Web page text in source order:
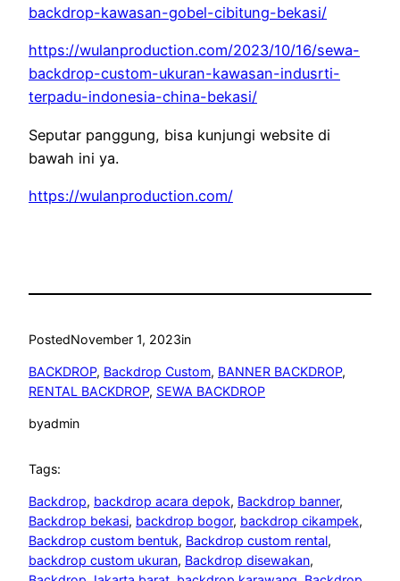
backdrop-kawasan-gobel-cibitung-bekasi/
https://wulanproduction.com/2023/10/16/sewa-
backdrop-custom-ukuran-kawasan-indusrti-
terpadu-indonesia-china-bekasi/
Seputar panggung, bisa kunjungi website di
bawah ini ya.
https://wulanproduction.com/
PostedNovember 1, 2023in
BACKDROP, Backdrop Custom, BANNER BACKDROP
RENTAL BACKDROP, SEWA BACKDROP
byadmin
Tags:
Backdrop, backdrop acara depok, Backdrop banner
Backdrop bekasi, backdrop bogor, backdrop cikampek
Backdrop custom bentuk, Backdrop custom rental
backdrop custom ukuran, Backdrop disewakan